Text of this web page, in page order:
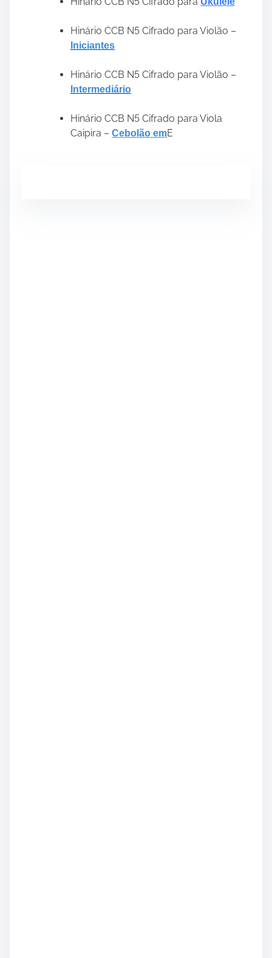
Hinário CCB N5 Cifrado para Violão –
Iniciantes
Hinário CCB N5 Cifrado para Violão –
Intermediário
Hinário CCB N5 Cifrado para Viola
Caipira – Cebolão emE